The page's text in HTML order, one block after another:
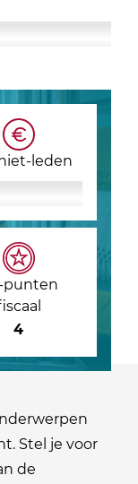
leden
punten
4
Stel je voor
de